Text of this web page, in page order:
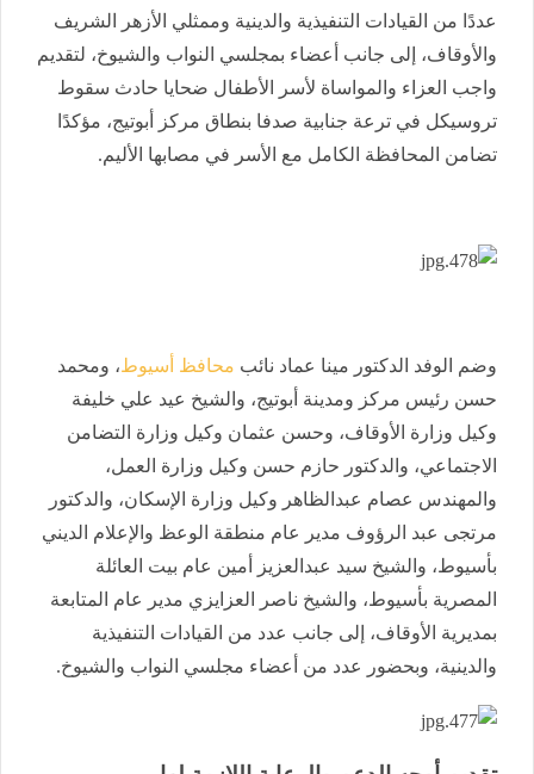
عددًا من القيادات التنفيذية والدينية وممثلي الأزهر الشريف
والأوقاف، إلى جانب أعضاء بمجلسي النواب والشيوخ، لتقديم
واجب العزاء والمواساة لأسر الأطفال ضحايا حادث سقوط
تروسيكل في ترعة جنابية صدفا بنطاق مركز أبوتيج، مؤكدًا
تضامن المحافظة الكامل مع الأسر في مصابها الأليم.
وضم الوفد الدكتور مينا عماد نائب محافظ أسيوط، ومحمد
حسن رئيس مركز ومدينة أبوتيج، والشيخ عيد علي خليفة
وكيل وزارة الأوقاف، وحسن عثمان وكيل وزارة التضامن
الاجتماعي، والدكتور حازم حسن وكيل وزارة العمل،
والمهندس عصام عبدالظاهر وكيل وزارة الإسكان، والدكتور
مرتجى عبد الرؤوف مدير عام منطقة الوعظ والإعلام الديني
بأسيوط،‎ والشيخ سيد عبدالعزيز أمين عام بيت العائلة
المصرية بأسيوط، والشيخ ناصر العزايزي مدير عام المتابعة
بمديرية الأوقاف، إلى جانب عدد من القيادات التنفيذية
والدينية، وبحضور عدد من أعضاء مجلسي النواب والشيوخ.